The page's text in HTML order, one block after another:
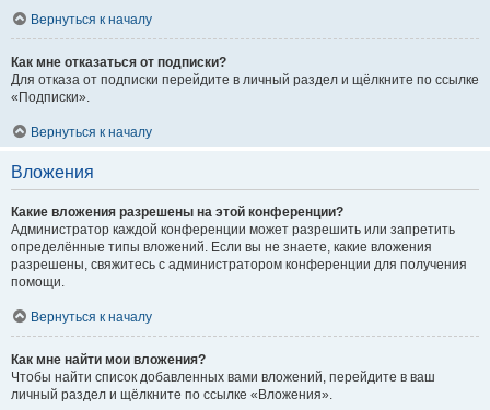
Вернуться к началу
Как мне отказаться от подписки?
Для отказа от подписки перейдите в личный раздел и щёлкните по ссылке
«Подписки».
Вернуться к началу
Вложения
Какие вложения разрешены на этой конференции?
Администратор каждой конференции может разрешить или запретить
определённые типы вложений. Если вы не знаете, какие вложения
разрешены, свяжитесь с администратором конференции для получения
помощи.
Вернуться к началу
Как мне найти мои вложения?
Чтобы найти список добавленных вами вложений, перейдите в ваш
личный раздел и щёлкните по ссылке «Вложения».